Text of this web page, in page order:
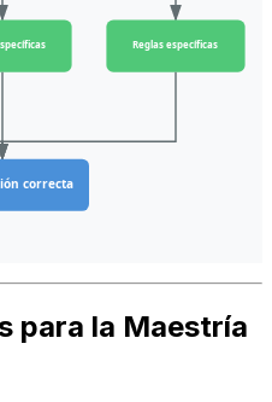
Reglas específicas
correcta
para la Maestría